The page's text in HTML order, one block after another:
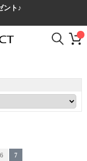
ント♪
6 7